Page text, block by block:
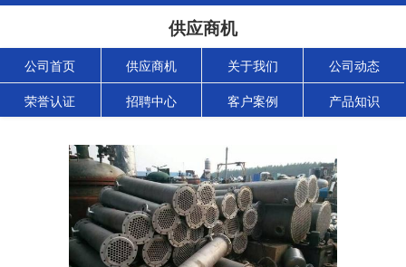
供应商机
公司首页 供应商机 关于我们 公司动态
荣誉认证 招聘中心 客户案例 产品知识